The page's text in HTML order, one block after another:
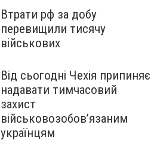
Втрати рф за добу
перевищили тисячу
військових
Від сьогодні Чехія припиняє
надавати тимчасовий
захист
військовозобов’язаним
українцям